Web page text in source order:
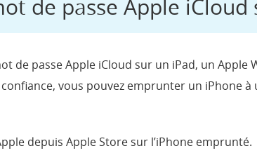
de passe Apple
de passe Apple iCloud sur un iPad, un Apple
confiance, vous pouvez emprunter un iPhone
depuis Apple Store sur l’iPhone emprunté.